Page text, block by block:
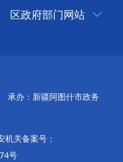
区政府部门网站
承办：新疆阿图什市政务
机关备案号：
号